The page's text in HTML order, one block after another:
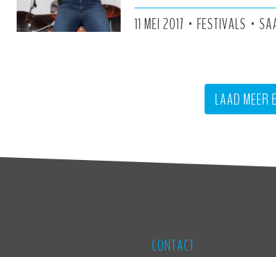
11 MEI 2017 • FESTIVALS •
LAAD MEER
CONTACT